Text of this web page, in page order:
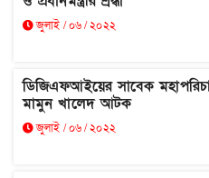
জুলাই / ০৬ / ২০২২
ডিজিএফআইয়ের সাবেক
মামুন খালেদ আটক
জুলাই / ০৬ / ২০২২